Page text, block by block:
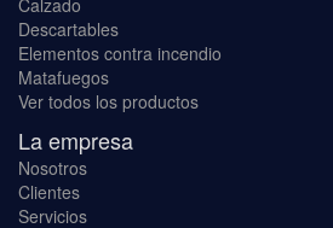
Calzado
Descartables
Elementos contra incendio
Matafuegos
Ver todos los productos
La empresa
Nosotros
Clientes
Servicios